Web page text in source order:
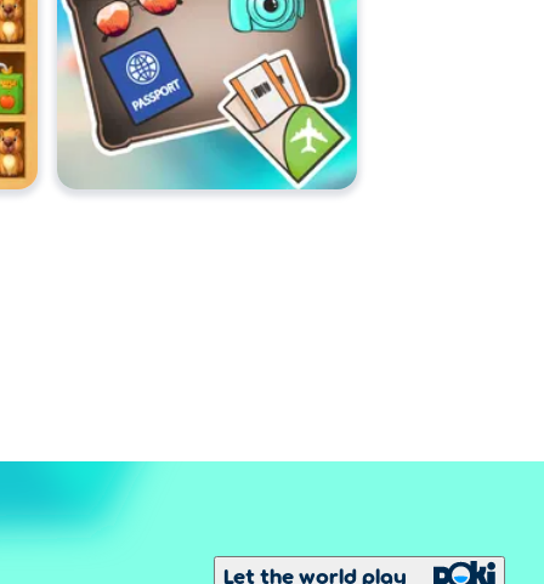
Let the world play